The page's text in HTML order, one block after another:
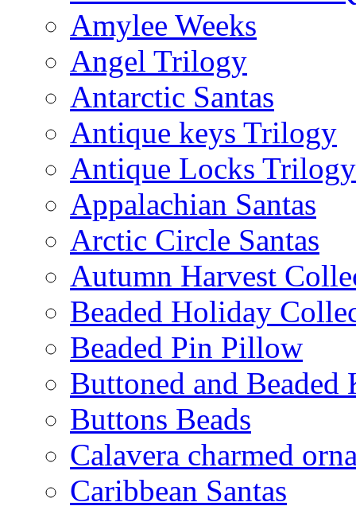
Amylee Weeks
Angel Trilogy
Antarctic Santas
Antique keys Trilogy
Antique Locks Trilogy
Appalachian Santas
Arctic Circle Santas
Autumn Harvest
Beaded Holiday
Beaded Pin Pillow
Buttoned and Beaded
Buttons Beads
Calavera charmed
Caribbean Santas